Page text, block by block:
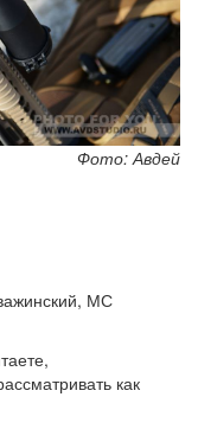
Фото: Авдей
МС
как